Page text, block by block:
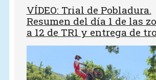
VÍDEO: Trial de Pobladura.
Resumen del día 1 de las
a 12 de TR1 y entrega de